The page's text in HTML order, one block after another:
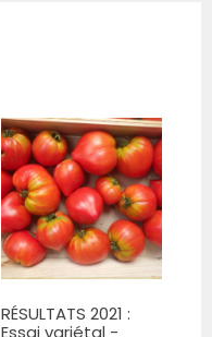
RÉSULTATS 2021 :
Essai variétal -